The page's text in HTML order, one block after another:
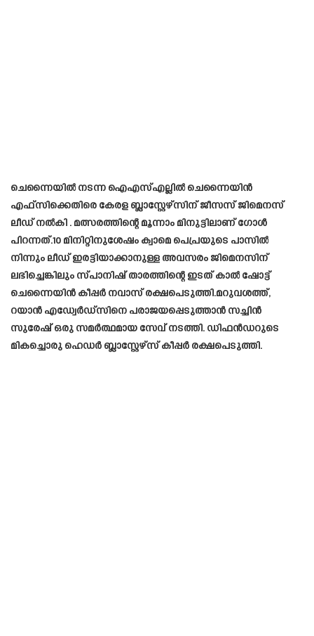
ചെന്നൈയിൽ നടന്ന ഐ‌എസ്‌എല്ലിൽ ചെന്നൈയിൻ
എഫ്‌സിക്കെതിരെ കേരള ബ്ലാസ്റ്റേഴ്‌സിന് ജീസസ് ജിമെനസ്
ലീഡ് നൽകി . മത്സരത്തിന്റെ മൂന്നാം മിനുട്ടിലാണ് ഗോൾ
പിറന്നത്.10 മിനിറ്റിനുശേഷം ക്വാമെ പെപ്രയുടെ പാസിൽ
നിന്നും ലീഡ് ഇരട്ടിയാക്കാനുള്ള അവസരം ജിമെനസിന്
ലഭിച്ചെങ്കിലും സ്പാനിഷ് താരത്തിന്റെ ഇടത് കാൽ ഷോട്ട്
ചെന്നൈയിൻ കീപ്പർ നവാസ് രക്ഷപെടുത്തി.മറുവശത്ത്,
റയാൻ എഡ്വേർഡ്സിനെ പരാജയപ്പെടുത്താൻ സച്ചിൻ
സുരേഷ് ഒരു സമർത്ഥമായ സേവ് നടത്തി. ഡിഫൻഡറുടെ
മികച്ചൊരു ഹെഡർ ബ്ലാസ്റ്റേഴ്‌സ് കീപ്പർ രക്ഷപെടുത്തി.